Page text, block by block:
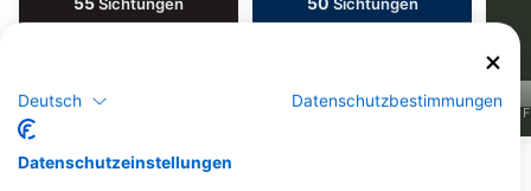
F M A M J S O F
Mehr Tiere anzeigen
Deutsch Datenschutzbestimmungen
Datenschutzeinstellungen